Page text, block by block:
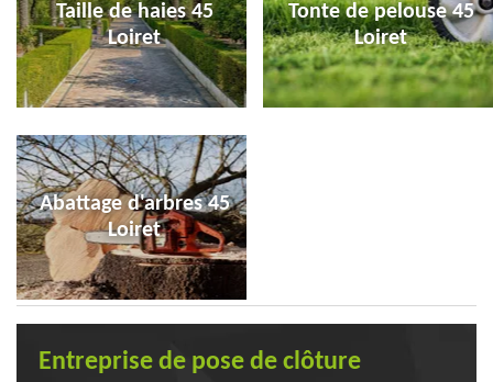
Taille de haies 45
Loiret
Tonte de pelouse 45
Loiret
Abattage d'arbres 45
Loiret
Entreprise de pose de clôture